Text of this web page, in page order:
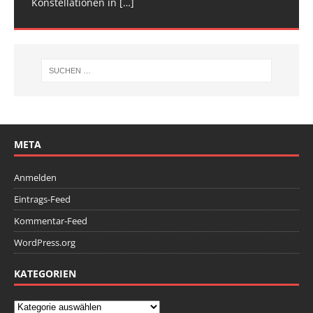
Konstellationen in […]
Deutschen[…]
META
Anmelden
Eintrags-Feed
Kommentar-Feed
WordPress.org
KATEGORIEN